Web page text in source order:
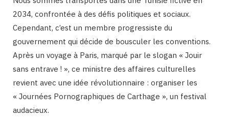
2034, confrontée à des défis politiques et sociaux.
Cependant, c’est un membre progressiste du
gouvernement qui décide de bousculer les conventions.
Après un voyage à Paris, marqué par le slogan « Jouir
sans entrave ! », ce ministre des affaires culturelles
revient avec une idée révolutionnaire : organiser les
« Journées Pornographiques de Carthage », un festival
audacieux.